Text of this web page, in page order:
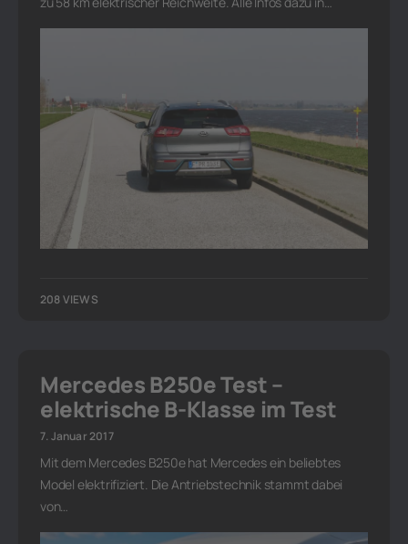
208 VIEWS
Mercedes B250e Test –
elektrische B-Klasse im Test
7. Januar 2017
Mit dem Mercedes B250e hat Mercedes ein beliebtes
Model elektrifiziert. Die Antriebstechnik stammt dabei
von…